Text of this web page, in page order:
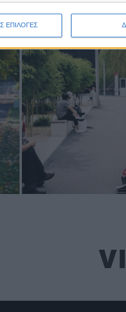
ΕΠΙΛΟΓΕΣ